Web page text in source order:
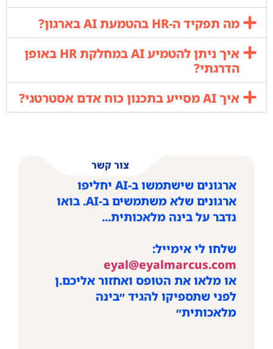
מה תפקיד ה-HR בהטמעת AI בארגון?
איך ניתן להטמיע AI במחלקת HR באופן
הדרגתי?
איך AI מסייע בתכנון כוח אדם אסטרטגי?
ארגונים שישתמשו ב-AI יחליפו
ארגונים שלא משתמשים ב-AI. בואו
נדבר על בינה מלאכותית...
שלחו לי אימייל:
eyal@eyalmarcus.com
או מלאו את הטופס ואחזור אליכם.ן
לפני שתספיקו להגיד ״בינה
מלאכותית״
צור קשר